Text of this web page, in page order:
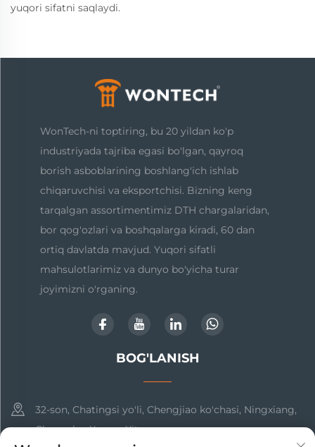
yuqori sifatni saqlaydi.
WonTech-ni toptiring, bu 20 yildan ko'p
industriyada tajriba egasi bo'lgan, qayroq
borish asboblarining boshlang'ich ishlab
chiqaruvchisi va eksportchisi. Bizning keng
tarqalgan assortimentimiz DTH chargalaridan,
bor qog'ozlari va boshqalarga kiradi, 60 dan
ortiq davlatda mavjud. Yuqori sifatli
mahsulotlarimiz va dunyo bo'yicha turar
joyimizni o'rganing.
BOG'LANISH
32-son, Chatingsi yo'li, Chengjiao ko'chasi, Ningxiang,
Changsha, Xunan, Xitoy